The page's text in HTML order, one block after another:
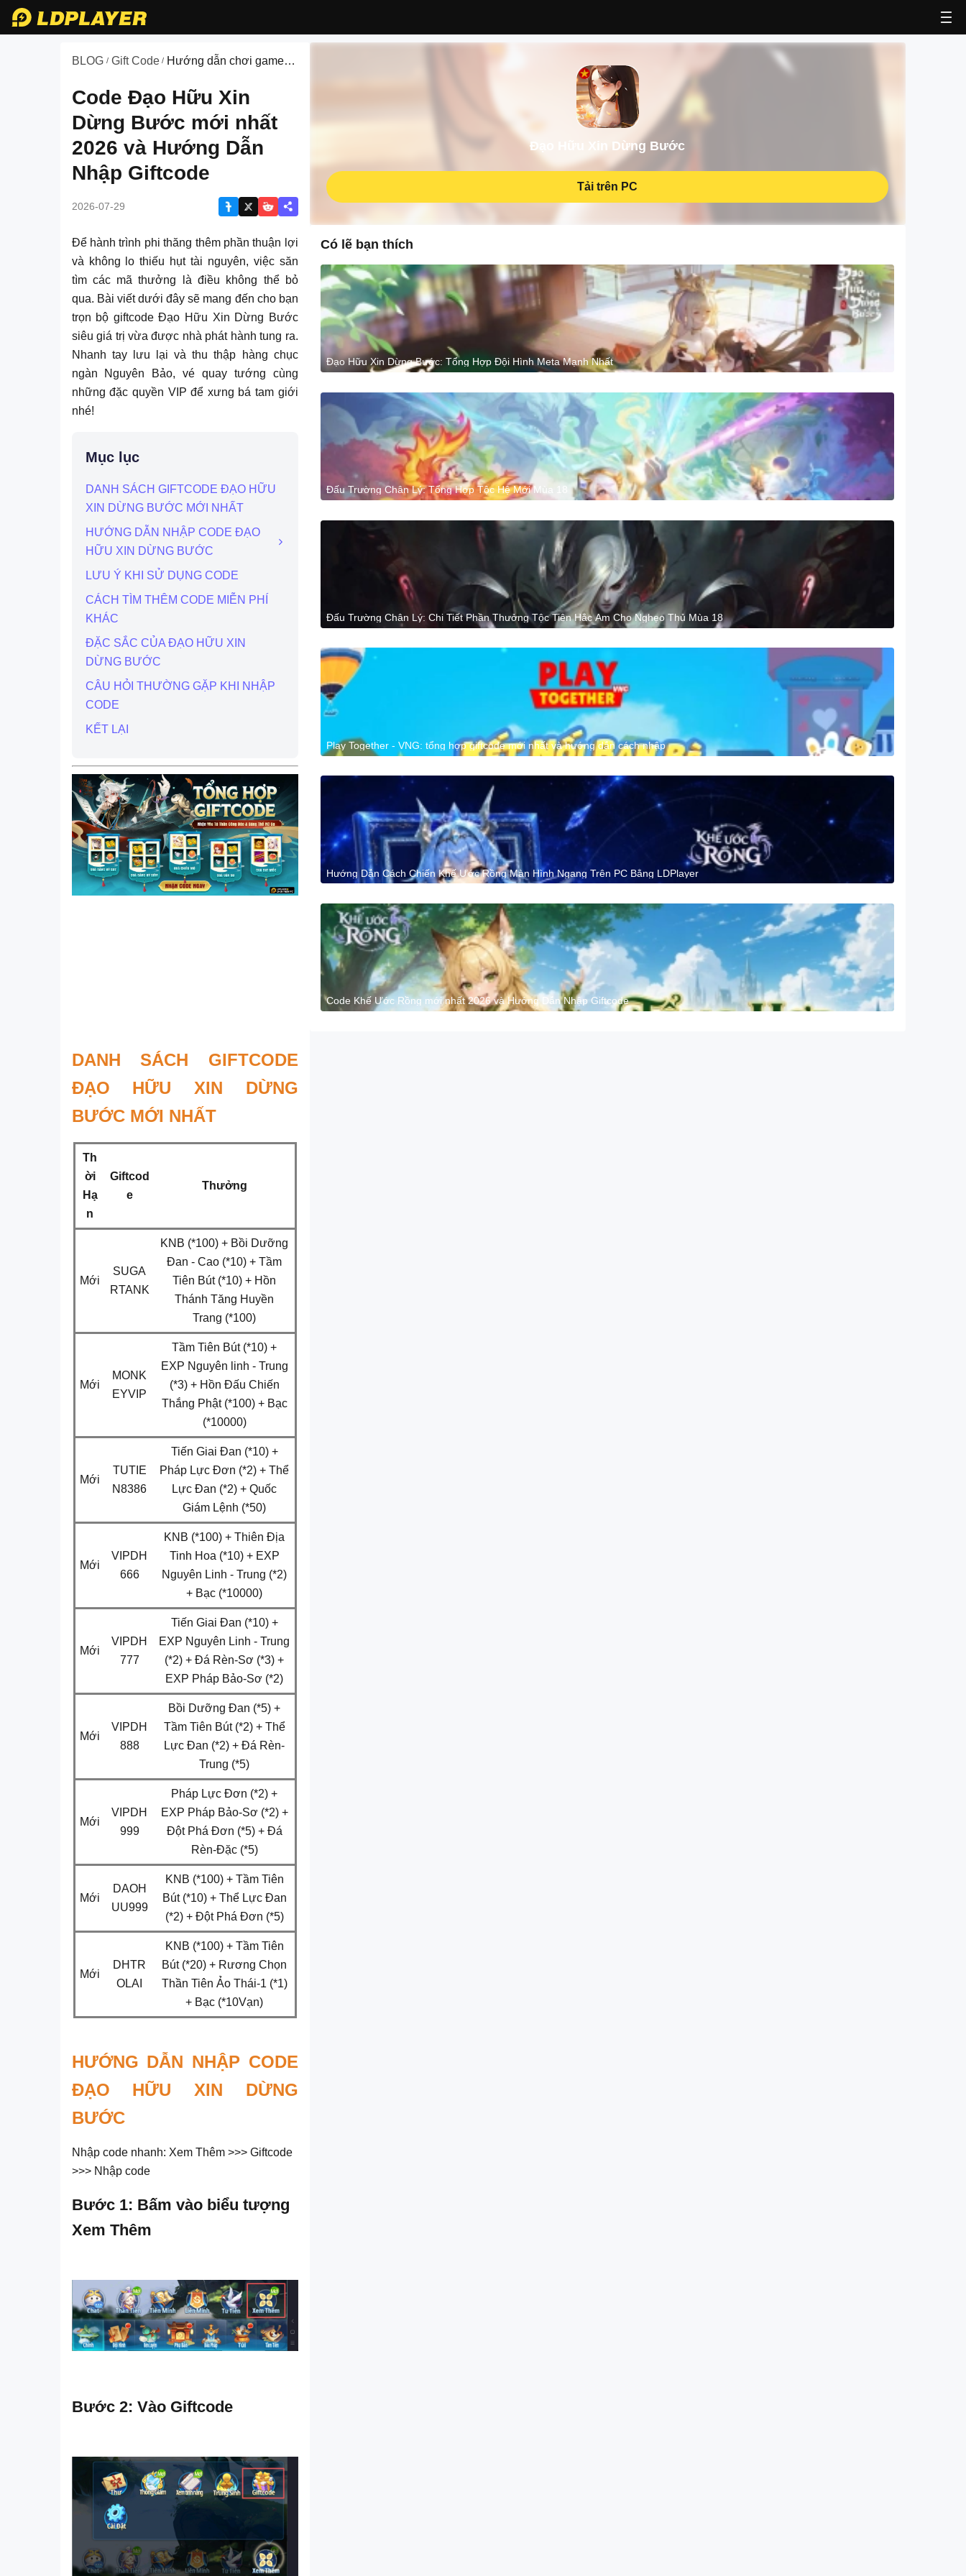
BLOG / Gift Code / Hướng dẫn chơi game
Bước
Code Đạo Hữu Xin
Dừng Bước mới nhất
2026 và Hướng Dẫn
Nhập Giftcode
2026-07-29
Để hành trình phi thăng thêm phần thuận lợi
và không lo thiếu hụt tài nguyên, việc săn
tìm các mã thưởng là điều không thể bỏ
qua. Bài viết dưới đây sẽ mang đến cho bạn
trọn bộ giftcode Đạo Hữu Xin Dừng Bước
siêu giá trị vừa được nhà phát hành tung ra.
Nhanh tay lưu lại và thu thập hàng chục
ngàn Nguyên Bảo, vé quay tướng cùng
những đặc quyền VIP để xưng bá tam giới
nhé!
Mục lục
DANH SÁCH GIFTCODE ĐẠO HỮU
XIN DỪNG BƯỚC MỚI NHẤT
HƯỚNG DẪN NHẬP CODE ĐẠO
HỮU XIN DỪNG BƯỚC
LƯU Ý KHI SỬ DỤNG CODE
CÁCH TÌM THÊM CODE MIỄN PHÍ
KHÁC
ĐẶC SẮC CỦA ĐẠO HỮU XIN
DỪNG BƯỚC
CÂU HỎI THƯỜNG GẶP KHI NHẬP
CODE
KẾT LẠI
DANH SÁCH GIFTCODE
ĐẠO HỮU XIN DỪNG
BƯỚC MỚI NHẤT
Th
ời
Hạ
n
Giftcod
e
Thưởng
Mới
SUGA
RTANK
KNB (*100) + Bồi Dưỡng
Đan - Cao (*10) + Tầm
Tiên Bút (*10) + Hồn
Thánh Tăng Huyền
Trang (*100)
Mới
MONK
EYVIP
Tầm Tiên Bút (*10) +
EXP Nguyên linh - Trung
(*3) + Hồn Đấu Chiến
Thắng Phật (*100) + Bạc
(*10000)
Mới
TUTIE
N8386
Tiến Giai Đan (*10) +
Pháp Lực Đơn (*2) + Thể
Lực Đan (*2) + Quốc
Giám Lệnh (*50)
Mới
VIPDH
666
KNB (*100) + Thiên Địa
Tinh Hoa (*10) + EXP
Nguyên Linh - Trung (*2)
+ Bạc (*10000)
Mới
VIPDH
777
Tiến Giai Đan (*10) +
EXP Nguyên Linh - Trung
(*2) + Đá Rèn-Sơ (*3) +
EXP Pháp Bảo-Sơ (*2)
Mới
VIPDH
888
Bồi Dưỡng Đan (*5) +
Tầm Tiên Bút (*2) + Thể
Lực Đan (*2) + Đá Rèn-
Trung (*5)
Mới
VIPDH
999
Pháp Lực Đơn (*2) +
EXP Pháp Bảo-Sơ (*2) +
Đột Phá Đơn (*5) + Đá
Rèn-Đặc (*5)
Mới
DAOH
UU999
KNB (*100) + Tầm Tiên
Bút (*10) + Thể Lực Đan
(*2) + Đột Phá Đơn (*5)
Mới
DHTR
OLAI
KNB (*100) + Tầm Tiên
Bút (*20) + Rương Chọn
Thần Tiên Ảo Thái-1 (*1)
+ Bạc (*10Vạn)
HƯỚNG DẪN NHẬP CODE
ĐẠO HỮU XIN DỪNG
BƯỚC
Nhập code nhanh: Xem Thêm >>> Giftcode
>>> Nhập code
Bước 1: Bấm vào biểu tượng
Xem Thêm
Bước 2: Vào Giftcode
Đạo Hữu Xin Dừng Bước
Tải trên PC
Có lẽ bạn thích
Đạo Hữu Xin Dừng Bước: Tổng Hợp Đội Hình Meta Mạnh Nhất
Đấu Trường Chân Lý: Tổng Hợp Tộc Hệ Mới Mùa 18
Đấu Trường Chân Lý: Chi Tiết Phần Thưởng Tộc Tiên Hắc Ám Cho Nghẹo Thủ Mùa 18
Play Together - VNG: tổng hợp giftcode mới nhất và hướng dẫn cách nhập
Hướng Dẫn Cách Chiến Khế Ước Rồng Màn Hình Ngang Trên PC Bằng LDPlayer
Code Khế Ước Rồng mới nhất 2026 và Hướng Dẫn Nhập Giftcode